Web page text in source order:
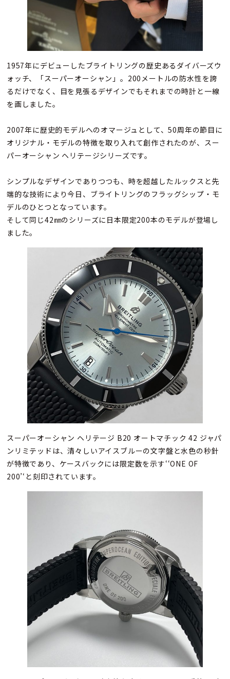
1957年にデビューしたブライトリングの歴史あるダイバーズウ
ォッチ、「スーパーオーシャン」。200メートルの防水性を誇
るだけでなく、目を見張るデザインでもそれまでの時計と一線
を画しました。
2007年に歴史的モデルへのオマージュとして、50周年の節目に
オリジナル・モデルの特徴を取り入れて創作されたのが、スー
パーオーシャン ヘリテージシリーズです。
シンプルなデザインでありつつも、時を超越したルックスと先
端的な技術により今日、ブライトリングのフラッグシップ・モ
デルのひとつとなっています。
そして同じ42㎜のシリーズに日本限定200本のモデルが登場し
ました。
スーパーオーシャン ヘリテージ B20 オートマチック 42 ジャパ
ンリミテッドは、清々しいアイスブルーの文字盤と水色の秒針
が特徴であり、ケースバックには限定数を示す‘‘ONE OF
200’‘と刻印されています。